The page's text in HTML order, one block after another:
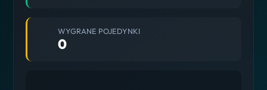
WYGRANE POJEDYNKI
0